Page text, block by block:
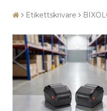
Etikettskrivare